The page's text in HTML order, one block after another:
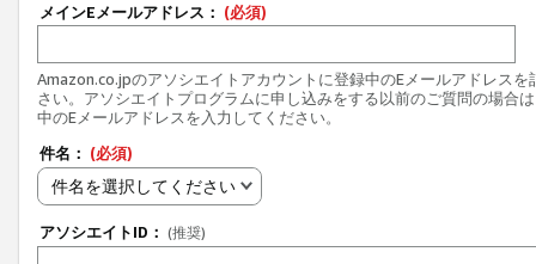
メインEメールアドレス： (必須)
Amazon.co.jpのアソシエイトアカウントに登録中のEメールアドレスを
さい。アソシエイトプログラムに申し込みをする以前のご質問の場合
中のEメールアドレスを入力してください。
件名： (必須)
件名を選択してください
アソシエイトID： (推奨)